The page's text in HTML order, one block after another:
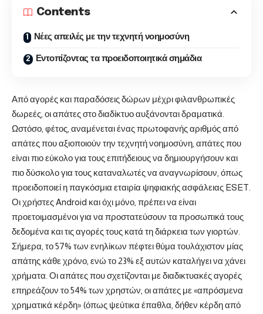
Contents
Νέες απειλές με την τεχνητή νοημοσύνη
Εντοπίζοντας τα προειδοποιητικά σημάδια
Από αγορές και παραδόσεις δώρων μέχρι φιλανθρωπικές
δωρεές, οι απάτες στο διαδίκτυο αυξάνονται δραματικά.
Ωστόσο, φέτος, αναμένεται ένας πρωτοφανής αριθμός από
απάτες που αξιοποιούν την τεχνητή νοημοσύνη, απάτες που
είναι πιο εύκολο για τους επιτήδειους να δημιουργήσουν και
πιο δύσκολο για τους καταναλωτές να αναγνωρίσουν, όπως
προειδοποιεί η παγκόσμια εταιρία ψηφιακής ασφάλειας ESET.
Οι χρήστες Android και όχι μόνο, πρέπει να είναι
προετοιμασμένοι για να προστατεύσουν τα προσωπικά τους
δεδομένα και τις αγορές τους κατά τη διάρκεια των γιορτών.
Σήμερα, το 57% των ενηλίκων πέφτει θύμα τουλάχιστον μίας
απάτης κάθε χρόνο, ενώ το 23% εξ αυτών καταλήγει να χάνει
χρήματα. Οι απάτες που σχετίζονται με διαδικτυακές αγορές
επηρεάζουν το 54% των χρηστών, οι απάτες με «απρόσμενα
χρηματικά κέρδη» (όπως ψεύτικα έπαθλα, δήθεν κέρδη από